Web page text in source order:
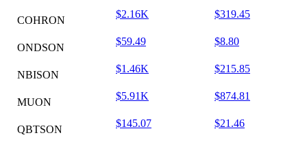
COHRON
$2.16K $319.45
ONDSON
$59.49 $8.80
NBISON
$1.46K $215.85
MUON
$5.91K $874.81
QBTSON
$145.07 $21.46